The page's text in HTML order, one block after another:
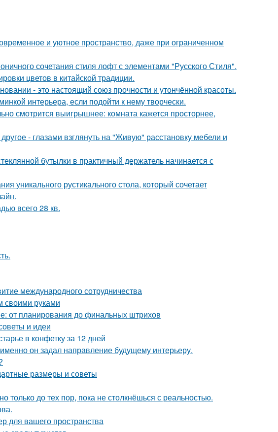
и уютное пространство, даже при ограниченном
сочетания стиля лофт с элементами "Русского Стиля".
цветов в китайской традиции.
- это настоящий союз прочности и утончённой красоты.
интерьера, если подойти к нему творчески.
смотрится выигрышнее: комната кажется просторнее,
- глазами взглянуть на "Живую" расстановку мебели и
бутылки в практичный держатель начинается с
уникального рустикального стола, который сочетает
всего 28 кв.
международного сотрудничества
своими руками
от планирования до финальных штрихов
и идеи
в конфетку за 12 дней
он задал направление будущему интерьеру.
размеры и советы
только до тех пор, пока не столкнёшься с реальностью.
для вашего пространства